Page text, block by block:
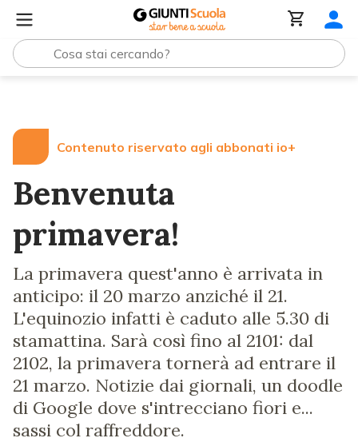
Contenuto riservato agli abbonati io+
Benvenuta
primavera!
La primavera quest'anno è arrivata in
anticipo: il 20 marzo anziché il 21.
L'equinozio infatti è caduto alle 5.30 di
stamattina. Sarà così fino al 2101: dal
2102, la primavera tornerà ad entrare il
21 marzo. Notizie dai giornali, un doodle
di Google dove s'intrecciano fiori e...
sassi col raffreddore.